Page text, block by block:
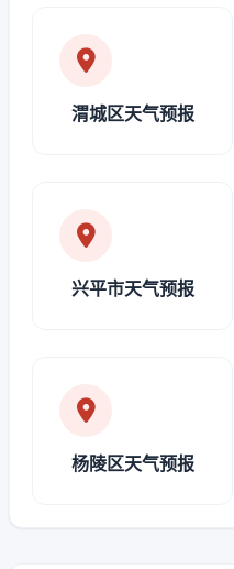
渭城区天气预报
兴平市天气预报
杨陵区天气预报